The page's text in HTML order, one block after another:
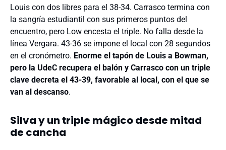
Louis con dos libres para el 38-34. Carrasco termina con
la sangría estudiantil con sus primeros puntos del
encuentro, pero Low encesta el triple. No falla desde la
línea Vergara. 43-36 se impone el local con 28 segundos
en el cronómetro. Enorme el tapón de Louis a Bowman,
pero la UdeC recupera el balón y Carrasco con un triple
clave decreta el 43-39, favorable al local, con el que se
van al descanso.
Silva y un triple mágico desde mitad
de cancha